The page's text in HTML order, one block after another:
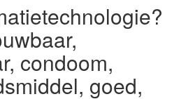
condoom,
goed,